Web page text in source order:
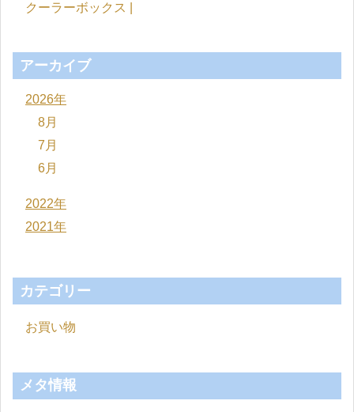
クーラーボックス |
アーカイブ
2026年
8月
7月
6月
2022年
2021年
カテゴリー
お買い物
メタ情報